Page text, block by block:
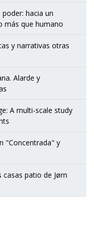
hacia un
más que humano
y narrativas otras
Alarde y
A multi-scale study
"Concentrada" y
casas patio de Jørn